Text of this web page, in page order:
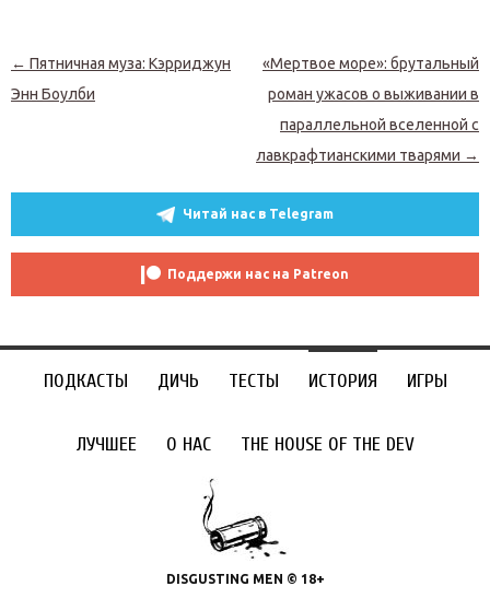
Навигация по записям
← Пятничная муза: Кэрриджун
Энн Боулби
«Мертвое море»: брутальный
роман ужасов о выживании в
параллельной вселенной с
лавкрафтианскими тварями →
Читай нас в Telegram
Поддержи нас на Patreon
ПОДКАСТЫ ДИЧЬ ТЕСТЫ ИСТОРИЯ ИГРЫ
ЛУЧШЕЕ О НАС THE HOUSE OF THE DEV
DISGUSTING MEN © 18+